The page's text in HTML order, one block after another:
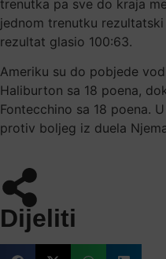
trenutka pa sve do kraja
jednom trenutku
rezultat glasio 100:63.
Ameriku su do pobjede
Haliburton sa 18 poena,
Fontecchino sa 18 poena.
protiv boljeg iz duela
Dijeliti